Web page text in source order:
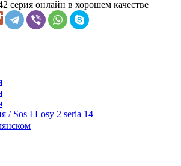
серия онлайн в хорошем качестве
/ Sos I Losy 2 seria 14